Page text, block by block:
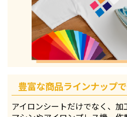
豊富な商品ラインナップ
アイロンシートだけでなく、